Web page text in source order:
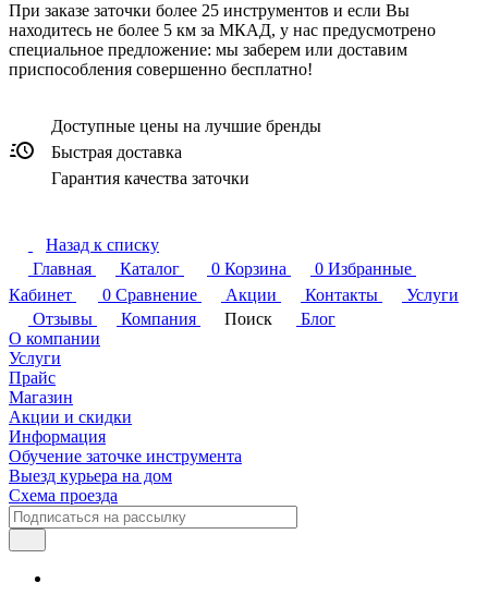
При заказе заточки более 25 инструментов и если Вы
находитесь не более 5 км за МКАД, у нас предусмотрено
специальное предложение: мы заберем или доставим
приспособления совершенно бесплатно!
Доступные цены на лучшие бренды
Быстрая доставка
Гарантия качества заточки
Назад к списку
Главная
Каталог 0 Корзина 0 Избранные
Кабинет
0 Сравнение Акции Контакты
Услуги
Отзывы
Компания Поиск
Блог
О компании
Услуги
Прайс
Магазин
Акции и скидки
Информация
Обучение заточке инструмента
Выезд курьера на дом
Схема проезда